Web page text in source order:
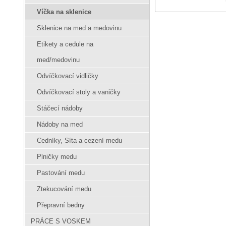
Víčka na sklenice
Sklenice na med a medovinu
Etikety a cedule na
med/medovinu
Odvíčkovací vidličky
Odvíčkovací stoly a vaničky
Stáčecí nádoby
Nádoby na med
Cedníky, Síta a cezení medu
Plničky medu
Pastování medu
Ztekucování medu
Přepravní bedny
PRÁCE S VOSKEM